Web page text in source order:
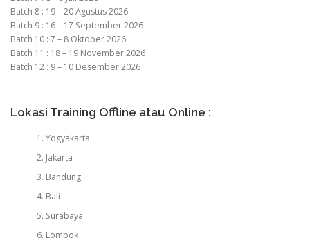
Batch 8 : 19 – 20 Agustus 2026
Batch 9 : 16 – 17 September 2026
Batch 10 : 7 – 8 Oktober 2026
Batch 11 : 18 – 19 November 2026
Batch 12 : 9 – 10 Desember 2026
Lokasi Training Offline atau Online :
Yogyakarta
Jakarta
Bandung
Bali
Surabaya
Lombok